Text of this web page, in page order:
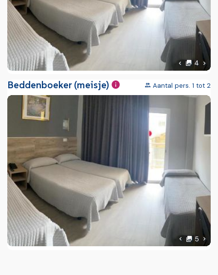
Vorige foto
4
Beddenboeker (meisje) Aantal pers. 1 tot 2
Vorige foto
5